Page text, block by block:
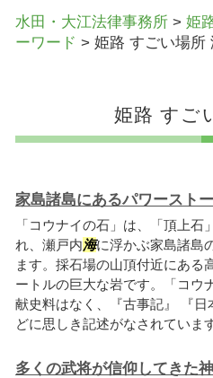
水田・大江法律事務所 > 姫
ーワード > 姫路 すごい場所
姫路 すご
家島諸島にあるパワースト
「コウナイの石」は、「頂上
れ、瀬戸内海に浮かぶ家島諸島
ます。採石場の山頂付近にある
ートルの巨大な岩です。「コウ
献史料はなく、『古事記』 『
どに思しき記述がなされていま
多くの武将が信仰してきた